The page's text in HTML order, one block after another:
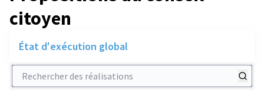
citoyen
État d'exécution global
Rechercher des réalisations